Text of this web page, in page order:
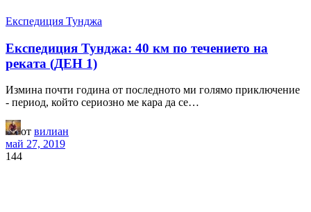
Експедиция Тунджа
Експедиция Тунджа: 40 км по течението на
реката (ДЕН 1)
Измина почти година от последното ми голямо приключение
- период, който сериозно ме кара да се…
от вилиан
май 27, 2019
144